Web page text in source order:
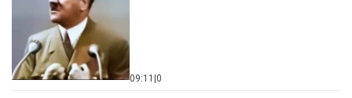
09:11 0